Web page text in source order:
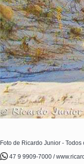
Foto de Ricardo Junior -
47 9 9909-7000 /